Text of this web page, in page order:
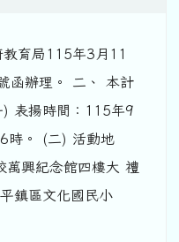
育局115年3月11
函辦理。 二、 本計
) 表揚時間：115年9
時。 (二) 活動地
萬興紀念館四樓大 禮
鎮區文化國民小